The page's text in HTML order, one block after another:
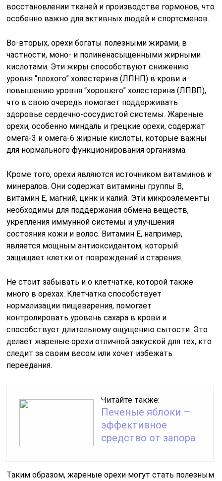
восстановлении тканей и производстве гормонов, что
особенно важно для активных людей и спортсменов.
Во-вторых, орехи богаты полезными жирами, в
частности, моно- и полиненасыщенными жирными
кислотами. Эти жиры способствуют снижению
уровня “плохого” холестерина (ЛПНП) в крови и
повышению уровня “хорошего” холестерина (ЛПВП),
что в свою очередь помогает поддерживать
здоровье сердечно-сосудистой системы. Жареные
орехи, особенно миндаль и грецкие орехи, содержат
омега-3 и омега-6 жирные кислоты, которые важны
для нормального функционирования организма.
Кроме того, орехи являются источником витаминов и
минералов. Они содержат витамины группы B,
витамин E, магний, цинк и калий. Эти микроэлементы
необходимы для поддержания обмена веществ,
укрепления иммунной системы и улучшения
состояния кожи и волос. Витамин E, например,
является мощным антиоксидантом, который
защищает клетки от повреждений и старения.
Не стоит забывать и о клетчатке, которой также
много в орехах. Клетчатка способствует
нормализации пищеварения, помогает
контролировать уровень сахара в крови и
способствует длительному ощущению сытости. Это
делает жареные орехи отличной закуской для тех, кто
следит за своим весом или хочет избежать
переедания.
Читайте также:
Печеные яблоки —
эффективное
средство от запора
Таким образом, жареные орехи могут стать полезным